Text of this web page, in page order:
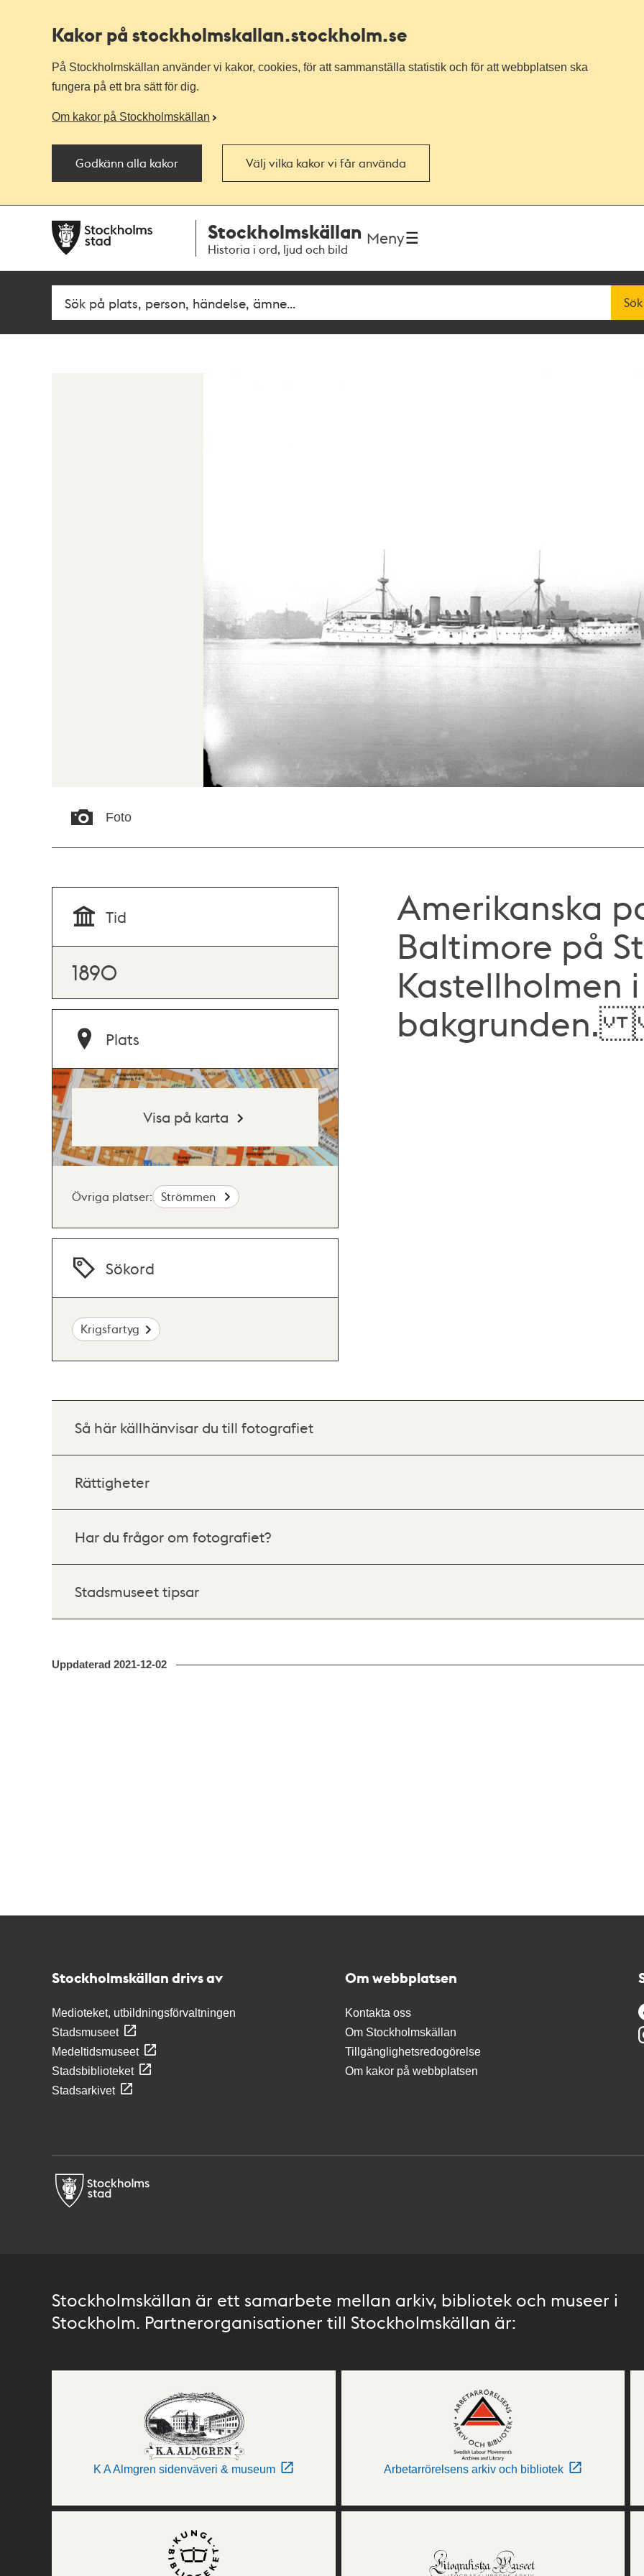
Kakor på stockholmskallan.stockholm.se
På Stockholmskällan använder vi kakor, cookies, för att sammanställa statistik och för att webbplatsen ska
fungera på ett bra sätt för dig.
Om kakor på Stockholmskällan
Godkänn alla kakor Välj vilka kakor vi får använda
navigationen
huvudinnehållet
Stockholmskällan
Historia i ord, ljud och bild
Meny
Fritextsök Sök
Foto
Amerikanska
Baltimore på
Kastellholmen i
Tid
1890
Plats
Visa på karta
Övriga platser: Strömmen
Sökord
Krigsfartyg
Så här källhänvisar du till fotografiet
Rättigheter
Har du frågor om fotografiet?
Stadsmuseet tipsar
Uppdaterad 2021-12-02
Stockholmskällan drivs av
Medioteket, utbildningsförvaltningen
Stadsmuseet
Medeltidsmuseet
Stadsbiblioteket
Stadsarkivet
Om webbplatsen
Kontakta oss
Om Stockholmskällan
Tillgänglighetsredogörelse
Om kakor på webbplatsen
Stockholmskällan är ett samarbete mellan arkiv, bibliotek och museer i
Stockholm. Partnerorganisationer till Stockholmskällan är:
K A Almgren sidenväveri & museum Arbetarrörelsens arkiv och bibliotek